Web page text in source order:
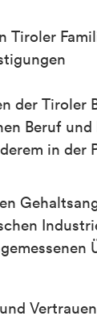
der Tiroler
Beruf und
in der